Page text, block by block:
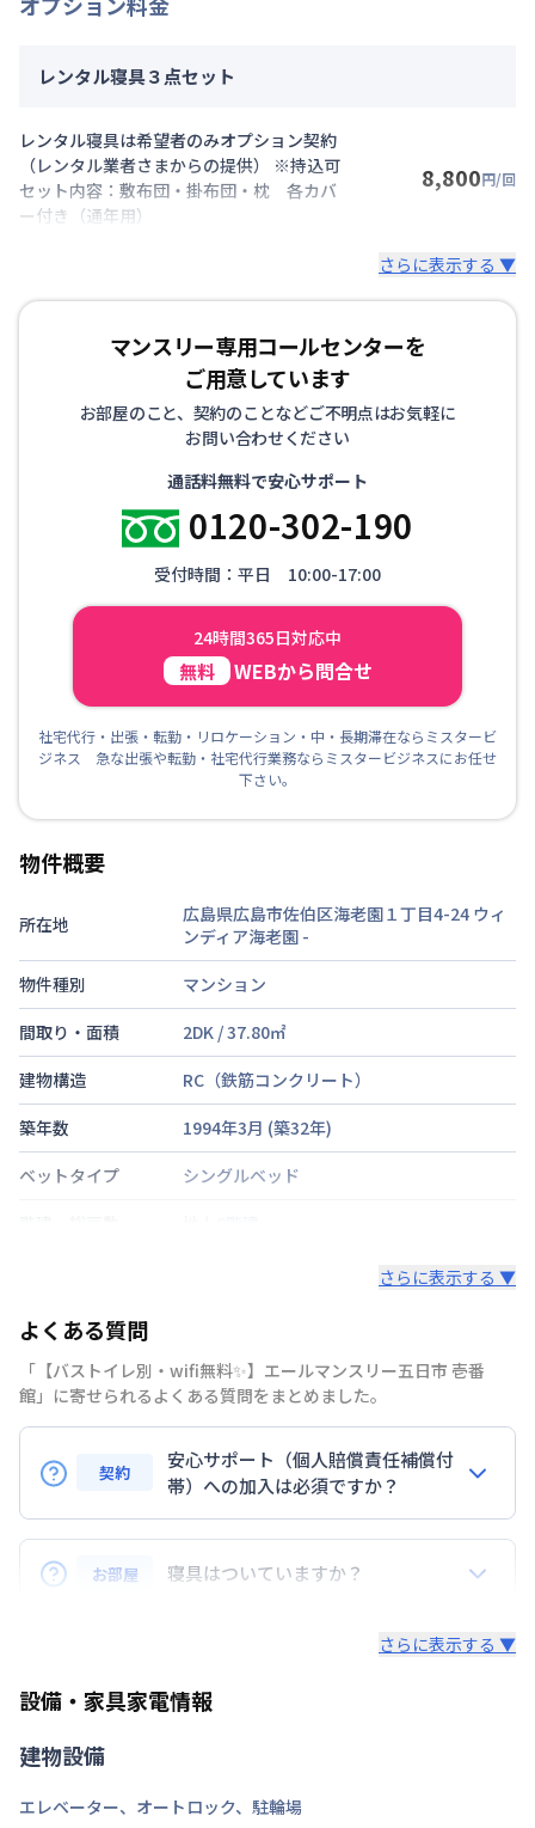
レンタル寝具３点セット
レンタル寝具は希望者のみオプション契約
（レンタル業者さまからの提供） ※持込可
セット内容：敷布団・掛布団・枕 各カバ
ー付き（通年用）
8,800円/回
さらに表示する ▼
マンスリー専用コールセンターを
ご用意しています
お部屋のこと、契約のことなどご不明点はお気軽に
お問い合わせください
通話料無料で安心サポート
0120-302-190
受付時間：平日 10:00-17:00
24時間365日対応中
無料 WEBから問合せ
社宅代行・出張・転勤・リロケーション・中・長期滞在ならミスタービ
ジネス 急な出張や転勤・社宅代行業務ならミスタービジネスにお任せ
下さい。
物件概要
所在地
広島県広島市佐伯区海老園１丁目4-24 ウィ
ンディア海老園 -
物件種別
マンション
間取り・面積
2DK /37.80㎡
建物構造
RC（鉄筋コンクリート）
築年数
1994年3月 (築32年)
ベットタイプ
シングルベッド
部屋の向き
禁煙・喫煙
交通
定員
4 名
駐車場
※敷地内駐車場をご利用希望の場合は駐車場料金550円/日が掛か
さい。
さらに表示する ▼
よくある質問
「【バストイレ別・wifi無料✨】エールマンスリー五日市 壱番
館」に寄せられるよくある質問をまとめました。
契約
安心サポート（個人賠償責任補償付
帯）への加入は必須ですか？
はい。安心サポートへの加入は必須となります。料金
プランでは清掃料欄に期間によって設定されている費
用が含まれて表示されています。
ロング（210日〜365日未満）：7,700円/回
ショート（30日〜90日未満）：2,200円/回
お部屋 寝具はついていますか？
年用）8,800円（初回）
ご自身でご用意いただき持ち込みも可能です。
さらに表示する ▼
設備・家具家電情報
建物設備
エレベーター、 オートロック、 駐輪場